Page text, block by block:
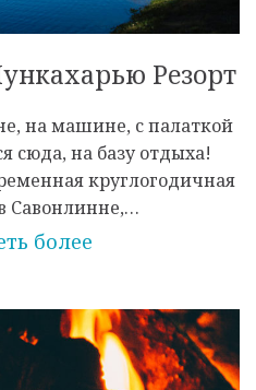
Резорт
на машине, с палаткой
сюда, на базу отдыха!
круглогодичная
Савонлинне,…
более